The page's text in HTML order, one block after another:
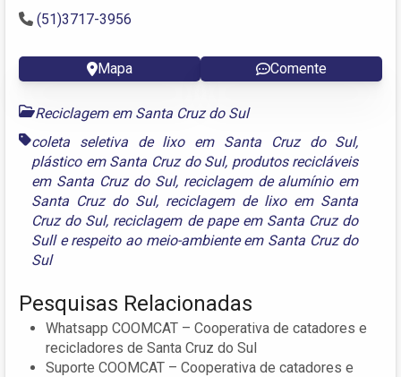
(51)3717-3956
Mapa Comente
Reciclagem em Santa Cruz do Sul
coleta seletiva de lixo em Santa Cruz do Sul,
plástico em Santa Cruz do Sul, produtos recicláveis
em Santa Cruz do Sul, reciclagem de alumínio em
Santa Cruz do Sul, reciclagem de lixo em Santa
Cruz do Sul, reciclagem de pape em Santa Cruz do
Sullerespeito ao meio-ambiente em Santa Cruz do
Sul
Pesquisas Relacionadas
Whatsapp COOMCAT – Cooperativa de catadores e
recicladores de Santa Cruz do Sul
Suporte COOMCAT – Cooperativa de catadores e